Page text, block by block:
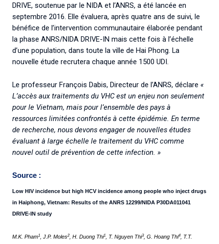
DRIVE, soutenue par le NIDA et l’ANRS, a été lancée en
septembre 2016. Elle évaluera, après quatre ans de suivi, le
bénéfice de l’intervention communautaire élaborée pendant
la phase ANRS/NIDA DRIVE-IN mais cette fois à l’échelle
d’une population, dans toute la ville de Hai Phong. La
nouvelle étude recrutera chaque année 1500 UDI.
Le professeur François Dabis, Directeur de l’ANRS, déclare «
L’accès aux traitements du VHC est un enjeu non seulement
pour le Vietnam, mais pour l’ensemble des pays à
ressources limitées confrontés à cette épidémie. En terme
de recherche, nous devons engager de nouvelles études
évaluant à large échelle le traitement du VHC comme
nouvel outil de prévention de cette infection. »
Source :
Low HIV incidence but high HCV incidence among people who inject drugs
in Haiphong, Vietnam: Results of the ANRS 12299/NIDA P30DA011041
DRIVE-IN study
M.K. Pham1 , J.P. Moles2, H. Duong Thi1 , T. Nguyen Thi3, G. Hoang Thi4
, T.T.